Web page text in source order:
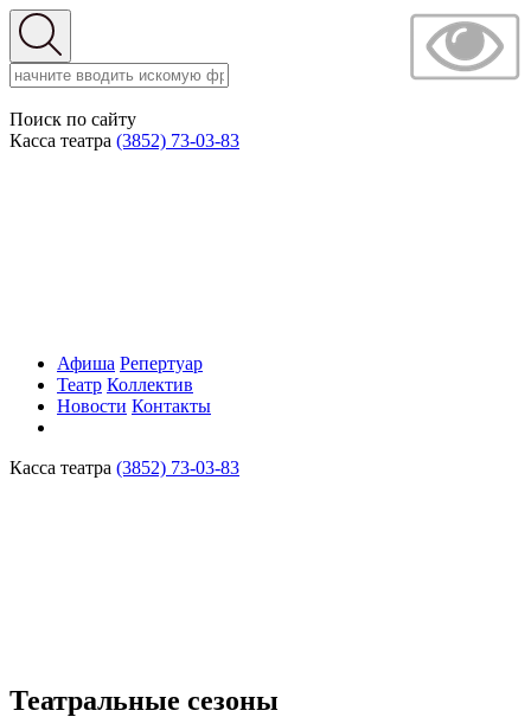
Поиск по сайту
Касса театра (3852) 73-03-83
Афиша Репертуар
Театр Коллектив
Новости Контакты
Касса театра (3852) 73-03-83
Театральные сезоны